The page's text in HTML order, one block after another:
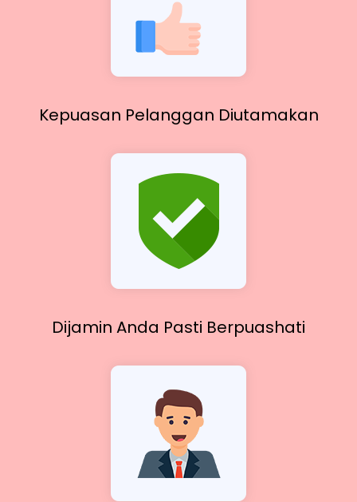
Kepuasan Pelanggan Diutamakan
Dijamin Anda Pasti Berpuashati